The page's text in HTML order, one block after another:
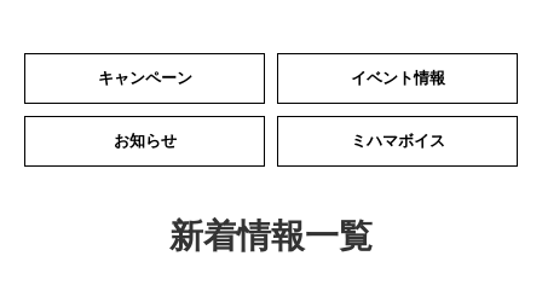
キャンペーン イベント情報
お知らせ ミハマボイス
新着情報一覧